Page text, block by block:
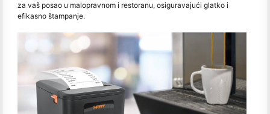
za vaš posao u malopravnom i restoranu, osiguravajući glatko i
efikasno štampanje.